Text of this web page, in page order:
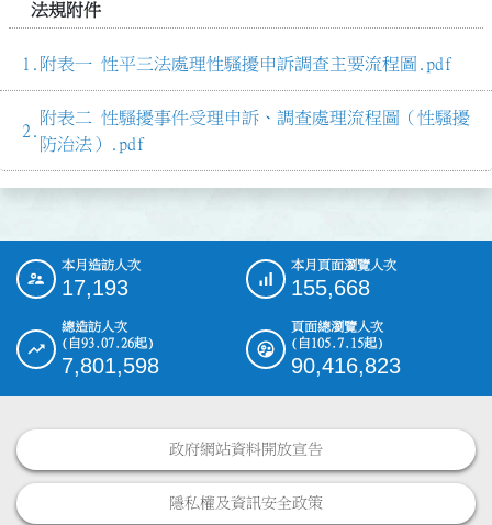
法規附件
附表一 性平三法處理性騷擾申訴調查主要流程圖.pdf
附表二 性騷擾事件受理申訴、調查處理流程圖（性騷擾
防治法）.pdf
::: 本月造訪人次
17,193
本月頁面瀏覽人次
155,668
總造訪人次
(自93.07.26起)
7,801,598
頁面總瀏覽人次
(自105.7.15起)
90,416,823
政府網站資料開放宣告
隱私權及資訊安全政策